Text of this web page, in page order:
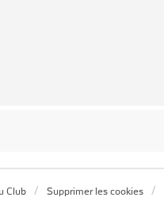
Club Supprimer les cookies